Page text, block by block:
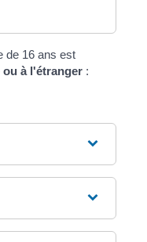
de 16 ans est
ou à l'étranger :